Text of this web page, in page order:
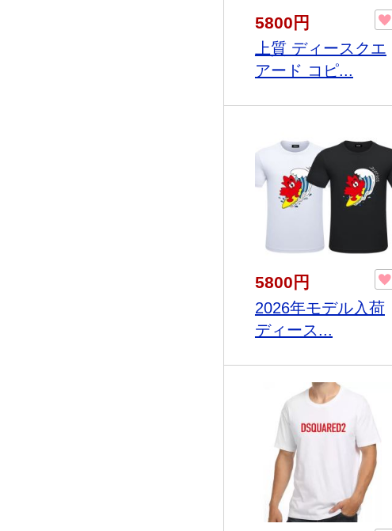
5800円
上質 ディースクエ
アード コピ...
5800円
2026年モデル入荷
ディース...